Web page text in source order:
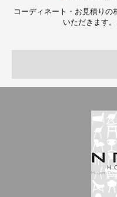
コーディネート・お見積りの
いただきます